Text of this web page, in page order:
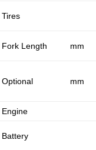
Tires
Fork Length mm
Optional mm
Engine
Battery